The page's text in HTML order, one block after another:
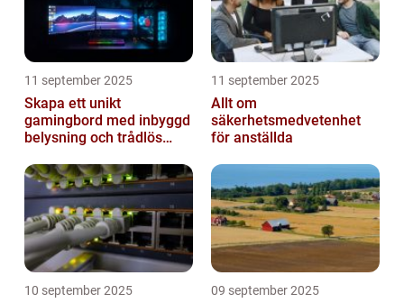
11 september 2025
Skapa ett unikt
gamingbord med inbyggd
belysning och trådlös
11 september 2025
Allt om
säkerhetsmedvetenhet
för anställda
10 september 2025 09 september 2025